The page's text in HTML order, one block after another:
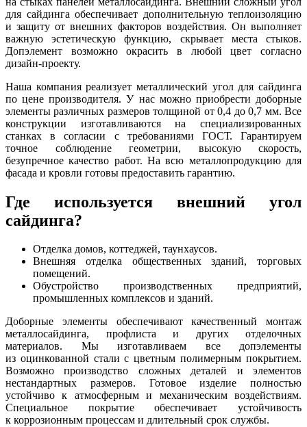
для сайдинга обеспечивает дополнительную теплоизоляцию
и защиту от внешних факторов воздействия. Он выполняет
важную эстетическую функцию, скрывает места стыков.
Допэлемент возможно окрасить в любой цвет согласно
дизайн-проекту.
Наша компания реализует металлический угол для сайдинга
по цене производителя. У нас можно приобрести доборные
элементы различных размеров толщиной от 0,4 до 0,7 мм. Все
конструкции изготавливаются на специализированных
станках в согласии с требованиями ГОСТ. Гарантируем
точное соблюдение геометрии, высокую скорость,
безупречное качество работ. На всю металлопродукцию для
фасада и кровли готовы предоставить гарантию.
Где используется внешний угол
сайдинга?
Отделка домов, коттеджей, таунхаусов.
Внешняя отделка общественных зданий, торговых
помещений.
Обустройство производственных предприятий,
промышленных комплексов и зданий.
Доборные элементы обеспечивают качественный монтаж
металлосайдинга, профлиста и других отделочных
материалов. Мы изготавливаем все допэлементы
из оцинкованной стали с цветным полимерным покрытием.
Возможно производство сложных деталей и элементов
нестандартных размеров. Готовое изделие полностью
устойчиво к атмосферным и механическим воздействиям.
Специальное покрытие обеспечивает устойчивость
к коррозионным процессам и длительный срок службы.